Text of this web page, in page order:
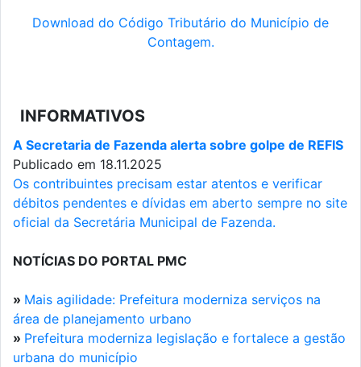
Download do Código Tributário do Município de
Contagem.
INFORMATIVOS
A Secretaria de Fazenda alerta sobre golpe de REFIS
Publicado em 18.11.2025
Os contribuintes precisam estar atentos e verificar
débitos pendentes e dívidas em aberto sempre no site
oficial da Secretária Municipal de Fazenda.
NOTÍCIAS DO PORTAL PMC
» Mais agilidade: Prefeitura moderniza serviços na
área de planejamento urbano
» Prefeitura moderniza legislação e fortalece a gestão
urbana do município